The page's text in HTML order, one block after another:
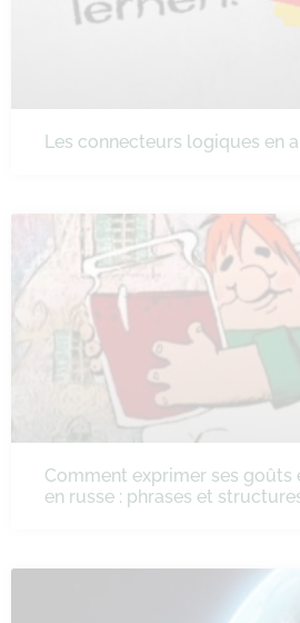
Les connecteurs logiques en
Comment exprimer ses goûts
en russe : phrases et